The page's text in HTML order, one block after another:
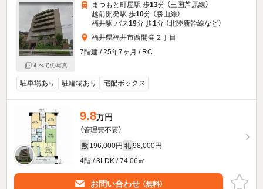
すべての写真
まつもと町屋駅 歩13分 （三国芦原線）
越前開発駅 歩10分 （勝山線）
福井駅 バス19分 歩1分 （北陸新幹線など）
福井県福井市西開発２丁目
7階建 / 25年7ヶ月 / RC
駐車場あり 駐輪場あり 宅配ボックス
9.8万円
（管理費不要）
敷 196,000円 礼 98,000円
4階 / 3LDK / 74.06㎡
お問い合わせ （無料）